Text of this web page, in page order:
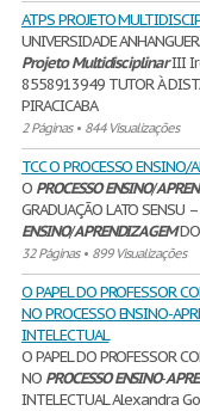
ATPS PROJETO
UNIVERSIDADE
Projeto MultidisciplinarIII
8558913949 TUTOR À
PIRACICABA
2 Páginas• 844 Visualizações
TCC O PROCESSO
O PROCESSOENSINO/
GRADUAÇÃO LATO SENSU
ENSINO/APRENDIZAGEM
32 Páginas• 899 Visualizações
O PAPEL DO PROFESSOR
NO PROCESSO ENSINO-
INTELECTUAL
O PAPEL DO PROFESSOR
NO PROCESSOENSINO-
INTELECTUAL Alexandra